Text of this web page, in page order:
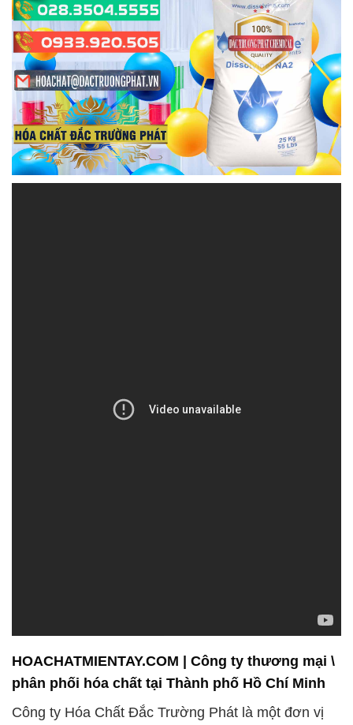
HOACHATMIENTAY.COM | Công ty thương mại \
phân phối hóa chất tại Thành phố Hồ Chí Minh
Công ty Hóa Chất Đắc Trường Phát là một đơn vị